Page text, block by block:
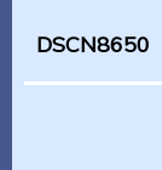
DSCN8650